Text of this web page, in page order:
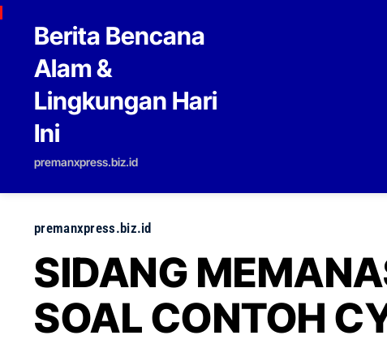
Skip to content
Berita Bencana
Alam &
Lingkungan Hari
Ini
premanxpress.biz.id
premanxpress.biz.id
SIDANG
SOAL CONTOH